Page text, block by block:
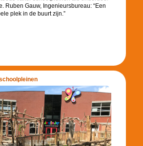
Ruben Gauw, Ingenieursbureau: “Een
plek in de buurt zijn.”